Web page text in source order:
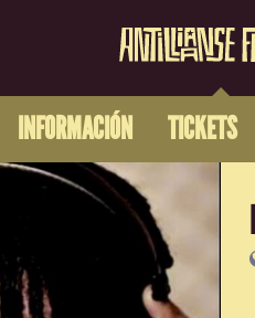
INFORMACIÓN TICKETS